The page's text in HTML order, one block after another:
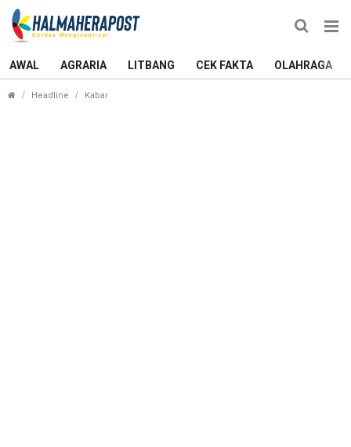
AWAL AGRARIA LITBANG CEK FAKTA OLAHRAGA
Headline Kabar